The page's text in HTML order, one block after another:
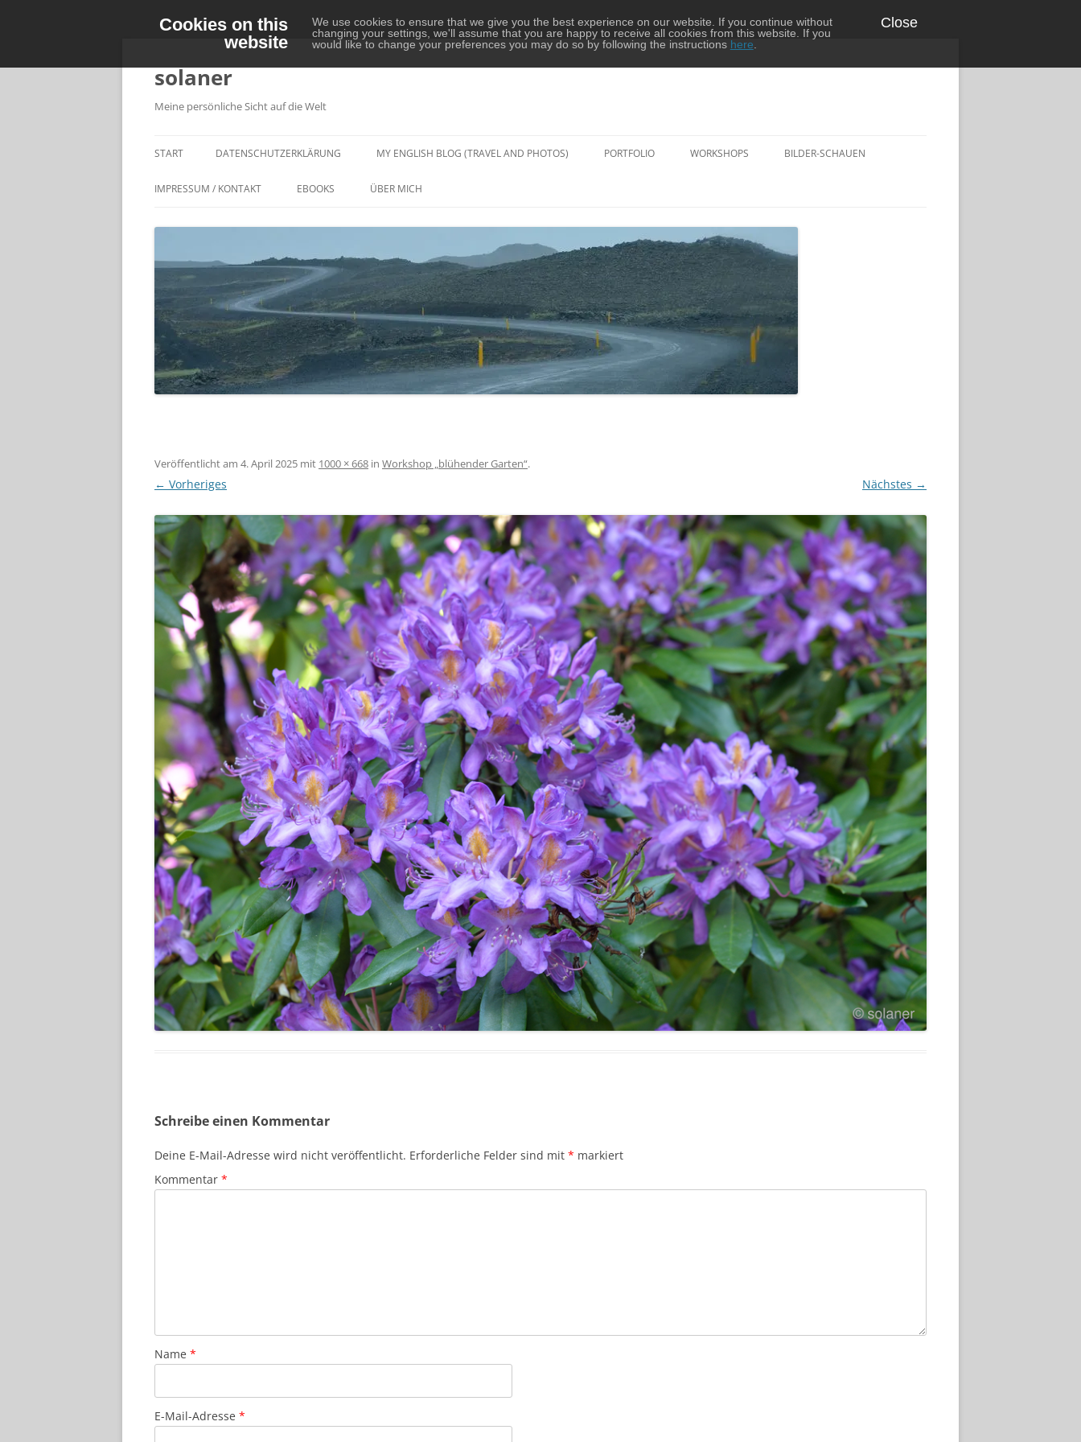
Cookies on this
website
We use cookies to ensure that we give you the best experience on our website. If you continue without
changing your settings, we'll assume that you are happy to receive all cookies from this website. If you
would like to change your preferences you may do so by following the instructions here
Close
springen
solaner
Meine persönliche Sicht auf die Welt
START DATENSCHUTZERKLÄRUNG MY ENGLISH BLOG (TRAVEL AND PHOTOS) PORTFOLIO
PORTRAIT-FOTOGRAFIE
KONZERTE
WORKSHOPS BILDER-SCHAUEN
IMPRESSUM / KONTAKT EBOOKS ÜBER MICH
Veröffentlicht am 4. April 2025 mit 1000 × 668 in Workshop „blühender Garten“.
← Vorheriges Nächstes →
Schreibe einen Kommentar
Deine E-Mail-Adresse wird nicht veröffentlicht. Erforderliche Felder sind mit * markiert
Kommentar *
Name *
E-Mail-Adresse *